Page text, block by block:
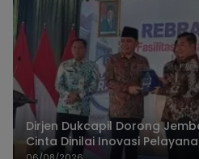
Dirjen Dukcapil Dorong
Cinta Dinilai Inovasi